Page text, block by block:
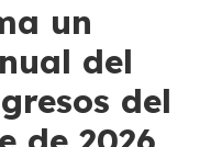
un
del
del